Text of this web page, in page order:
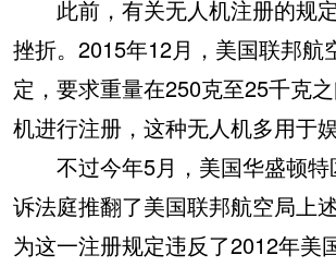
此前，有关无人机注册的规
挫折。2015年12月，美国联邦航
定，要求重量在250克至25千克
机进行注册，这种无人机多用于娱
不过今年5月，美国华盛顿特
诉法庭推翻了美国联邦航空局上
为这一注册规定违反了2012年美